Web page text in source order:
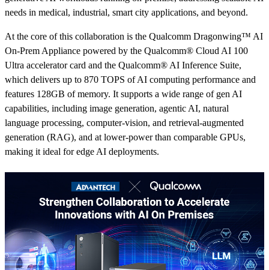
needs in medical, industrial, smart city applications, and beyond.
At the core of this collaboration is the Qualcomm Dragonwing™ AI
On-Prem Appliance powered by the Qualcomm® Cloud AI 100
Ultra accelerator card and the Qualcomm® AI Inference Suite,
which delivers up to 870 TOPS of AI computing performance and
features 128GB of memory. It supports a wide range of gen AI
capabilities, including image generation, agentic AI, natural
language processing, computer-vision, and retrieval-augmented
generation (RAG), and at lower-power than comparable GPUs,
making it ideal for edge AI deployments.